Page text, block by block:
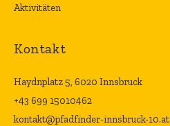
Aktivitäten
Kontakt
Haydnplatz 5, 6020 Innsbruck
+43 699 15010462
kontakt@pfadfinder-innsbruck-10.at